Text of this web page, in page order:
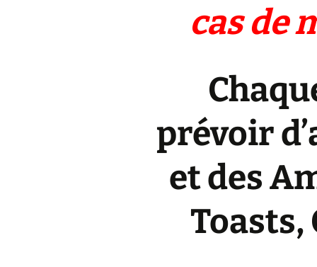
cas de
prévoir
et des
Toasts,